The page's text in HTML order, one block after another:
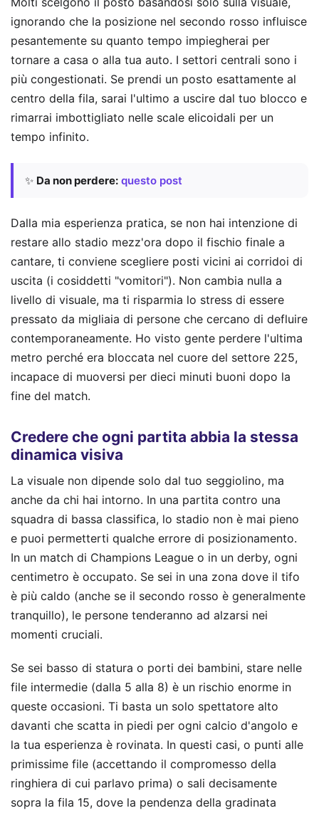
ignorando che la posizione nel secondo rosso influisce
pesantemente su quanto tempo impiegherai per
tornare a casa o alla tua auto. I settori centrali sono i
più congestionati. Se prendi un posto esattamente al
centro della fila, sarai l'ultimo a uscire dal tuo blocco e
rimarrai imbottigliato nelle scale elicoidali per un
tempo infinito.
✨ Da non perdere: questo post
Dalla mia esperienza pratica, se non hai intenzione di
restare allo stadio mezz'ora dopo il fischio finale a
cantare, ti conviene scegliere posti vicini ai corridoi di
uscita (i cosiddetti "vomitori"). Non cambia nulla a
livello di visuale, ma ti risparmia lo stress di essere
pressato da migliaia di persone che cercano di defluire
contemporaneamente. Ho visto gente perdere l'ultima
metro perché era bloccata nel cuore del settore 225,
incapace di muoversi per dieci minuti buoni dopo la
fine del match.
Credere che ogni partita abbia la stessa
dinamica visiva
La visuale non dipende solo dal tuo seggiolino, ma
anche da chi hai intorno. In una partita contro una
squadra di bassa classifica, lo stadio non è mai pieno
e puoi permetterti qualche errore di posizionamento.
In un match di Champions League o in un derby, ogni
centimetro è occupato. Se sei in una zona dove il tifo
è più caldo (anche se il secondo rosso è generalmente
tranquillo), le persone tenderanno ad alzarsi nei
momenti cruciali.
Se sei basso di statura o porti dei bambini, stare nelle
file intermedie (dalla 5 alla 8) è un rischio enorme in
queste occasioni. Ti basta un solo spettatore alto
davanti che scatta in piedi per ogni calcio d'angolo e
la tua esperienza è rovinata. In questi casi, o punti alle
primissime file (accettando il compromesso della
ringhiera di cui parlavo prima) o sali decisamente
sopra la fila 15, dove la pendenza della gradinata